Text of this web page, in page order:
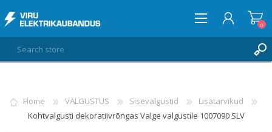
LOG IN
WISHLIST 0
0
Home VALGUSTUS Sisevalgustid
Lisatarvikud
Kohtvalgusti dekoratiivrõngas Valge valgustile 1007090 SLV